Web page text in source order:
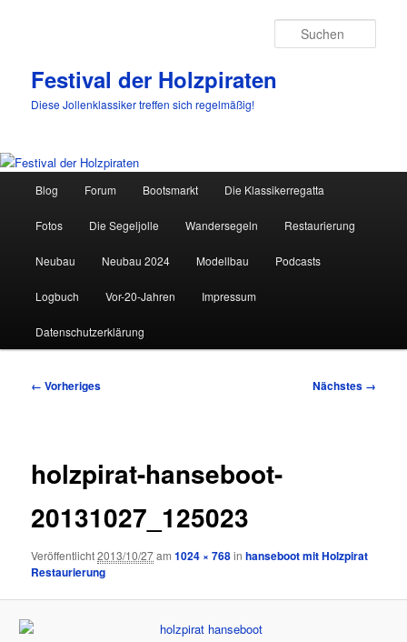
Festival der Holzpiraten
Diese Jollenklassiker treffen sich regelmäßig!
Zum
primären
Inhalt
springen
Blog Forum Bootsmarkt Die Klassikerregatta
Fotos Die Segeljolle Wandersegeln Restaurierung
Neubau Neubau 2024 Modellbau Podcasts
Logbuch Vor-20-Jahren Impressum
Datenschutzerklärung
Bilder-
← Vorheriges Nächstes →
holzpirat-hanseboot-
20131027_125023
Veröffentlicht2013/10/27am1024 × 768inhanseboot mit Holzpirat
Restaurierung